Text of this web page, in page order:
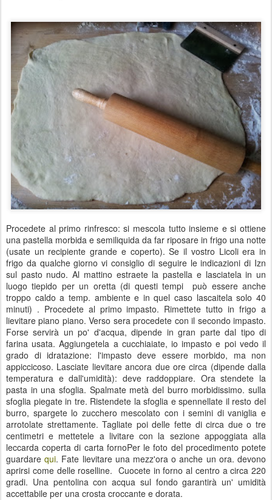
Procedete al primo rinfresco: si mescola tutto insieme e si ottiene
una pastella morbida e semiliquida da far riposare in frigo una notte
(usate un recipiente grande e coperto). Se il vostro Licoli era in
frigo da qualche giorno vi consiglio di seguire le indicazioni di Izn
sul pasto nudo. Al mattino estraete la pastella e lasciatela in un
luogo tiepido per un oretta (di questi tempi può essere anche
troppo caldo a temp. ambiente e in quel caso lascaitela solo 40
minuti) . Procedete al primo impasto. Rimettete tutto in frigo a
lievitare piano piano. Verso sera procedete con il secondo impasto.
Forse servirà un po' d'acqua, dipende in gran parte dal tipo di
farina usata. Aggiungetela a cucchiaiate, io impasto e poi vedo il
grado di idratazione: l'impasto deve essere morbido, ma non
appiccicoso. Lasciate lievitare ancora due ore circa (dipende dalla
temperatura e dall'umidità): deve raddoppiare. Ora stendete la
pasta in una sfoglia. Spalmate metà del burro morbidissimo. sulla
sfoglia piegate in tre. Ristendete la sfoglia e spennellate il resto del
burro, spargete lo zucchero mescolato con i semini di vaniglia e
arrotolate strettamente. Tagliate poi delle fette di circa due o tre
centimetri e mettetele a livitare con la sezione appoggiata alla
leccarda coperta di carta fornoPer le foto del procedimento potete
guardarequi. Fate lievitare una mezz'ora o anche un ora. devono
aprirsi come delle roselline. Cuocete in forno al centro a circa 220
gradi. Una pentolina con acqua sul fondo garantirà un' umidità
accettabile per una crosta croccante e dorata.